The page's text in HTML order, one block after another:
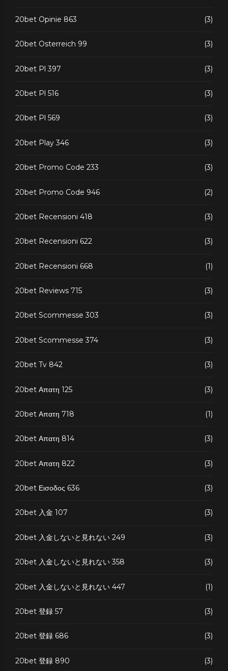
20bet Opinie 863 (3)
20bet Osterreich 99 (3)
20bet Pl 397 (3)
20bet Pl 516 (3)
20bet Pl 569 (3)
20bet Play 346 (3)
20bet Promo Code 233 (3)
20bet Promo Code 946 (2)
20bet Recensioni 418 (3)
20bet Recensioni 622 (3)
20bet Recensioni 668 (1)
20bet Reviews 715 (3)
20bet Scommesse 303 (3)
20bet Scommesse 374 (3)
20bet Tv 842 (3)
20bet Απατη 125 (3)
20bet Απατη 718 (1)
20bet Απατη 814 (3)
20bet Απατη 822 (3)
20bet Εισοδος 636 (3)
20bet 入金 107 (3)
20bet 入金しないと見れない 249 (3)
20bet 入金しないと見れない 358 (3)
20bet 入金しないと見れない 447 (1)
20bet 登録 57 (3)
20bet 登録 686 (3)
20bet 登録 890 (3)